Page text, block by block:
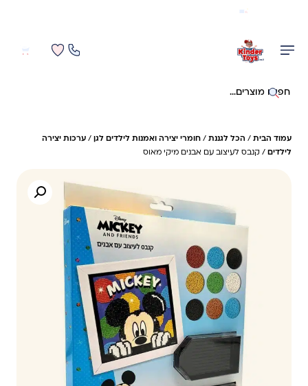
חיפוש באתר
עמוד הבית / הכל לגננת / חומרי יצירה ואמנות לילדים לגן / ערכות יצירה
לילדים / קנבס לעיצוב עם אבנים מיקי מאוס